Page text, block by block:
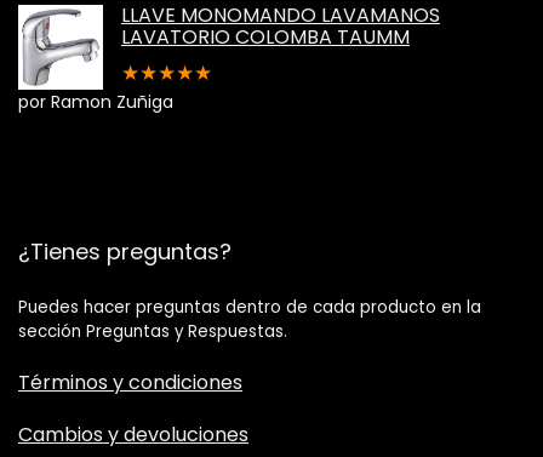
LLAVE MONOMANDO LAVAMANOS
LAVATORIO COLOMBA TAUMM
★★★★★
por Ramon Zuñiga
¿Tienes preguntas?
Puedes hacer preguntas dentro de cada producto en la
sección Preguntas y Respuestas.
Términos y condiciones
Cambios y devoluciones